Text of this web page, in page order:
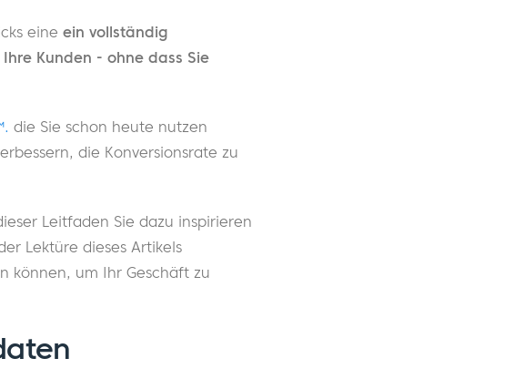
eine ein vollständig
Kunden - ohne dass Sie
die Sie schon heute nutzen
die Konversionsrate zu
Leitfaden Sie dazu inspirieren
Lektüre dieses Artikels
können, um Ihr Geschäft zu